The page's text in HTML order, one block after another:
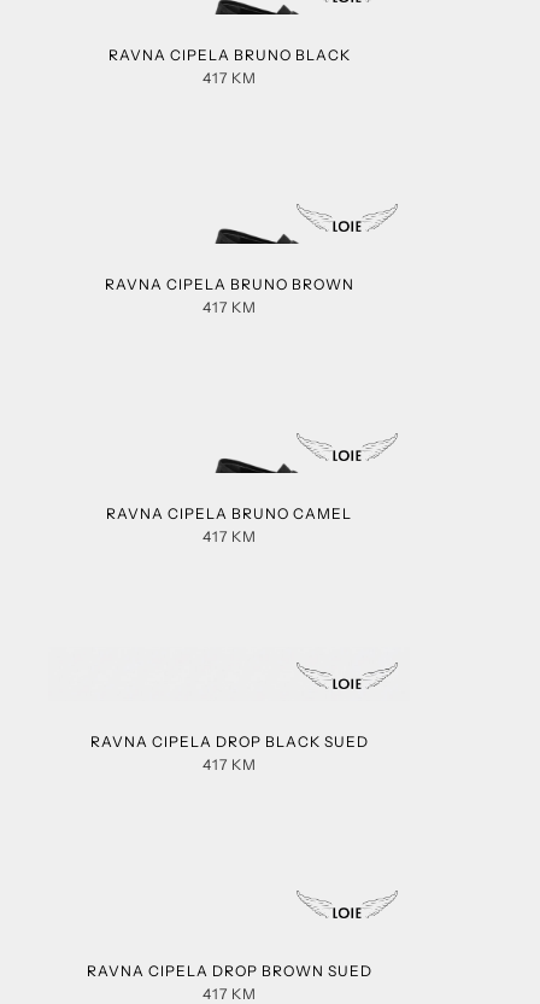
RAVNA CIPELA BRUNO BLACK
417 KM
RAVNA CIPELA BRUNO BROWN
417 KM
RAVNA CIPELA BRUNO CAMEL
417 KM
RAVNA CIPELA DROP BLACK SUED
417 KM
RAVNA CIPELA DROP BROWN SUED
417 KM